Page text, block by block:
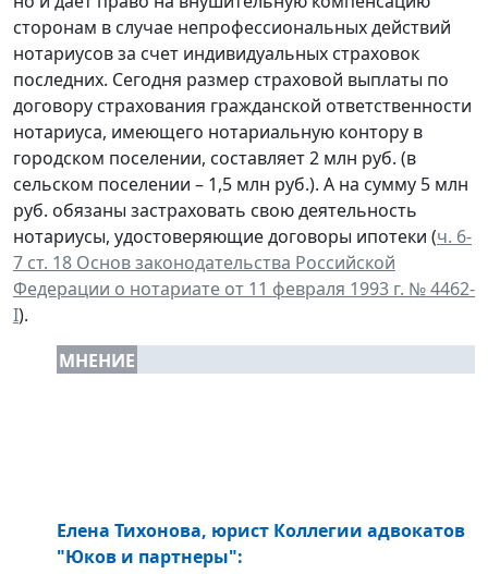
сторонам в случае непрофессиональных действий
нотариусов за счет индивидуальных страховок
последних. Сегодня размер страховой выплаты по
договору страхования гражданской ответственности
нотариуса, имеющего нотариальную контору в
городском поселении, составляет 2 млн руб. (в
сельском поселении – 1,5 млн руб.). А на сумму 5 млн
руб. обязаны застраховать свою деятельность
нотариусы, удостоверяющие договоры ипотеки (ч. 6-
7 ст. 18 Основ законодательства Российской
Федерации о нотариате от 11 февраля 1993 г. № 4462-
I).
МНЕНИЕ
Елена Тихонова, юрист Коллегии адвокатов
"Юков и партнеры":